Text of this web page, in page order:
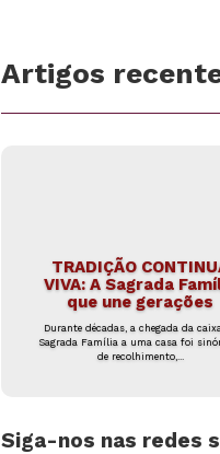
Artigos
TRADIÇÃO
VIVA: A Sagrada
que une gerações
Durante décadas, a chegada da
Sagrada Família a uma casa foi
de recolhimento,...
Siga-nos nas redes